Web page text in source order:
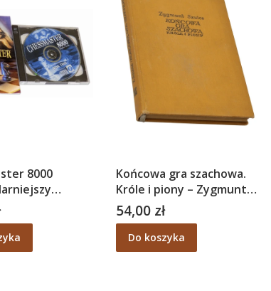
8000
na
Końcowa gra szachowa.
Króle i piony – Zygmunt
Szulce
Cena
54,00 zł
Do koszyka